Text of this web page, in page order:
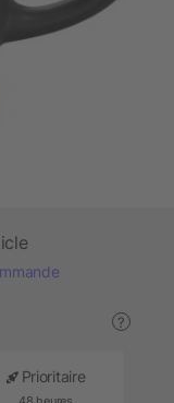
?
Prioritaire